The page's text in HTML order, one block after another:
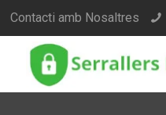
Contacti amb Nosaltres